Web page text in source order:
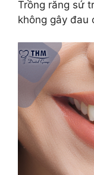
Trồng răng sứ
không gây đau